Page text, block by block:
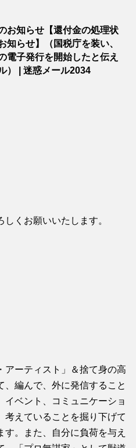
お知らせ【還付金の処理状
知らせ】（国税庁を装い、
電子発行を開始したと伝え
） | 迷惑メール2034
しくお願いいたします。
アーティスト」＆捨て身の高
編んで、外に発信すること
イベント、コミュニケーショ
考えていることを掘り下げて
。また、自分に負荷を与え